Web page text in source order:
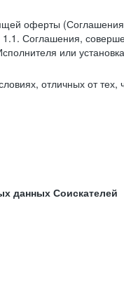
оферты
Соглашения,
или
отличных от
данных Соискателей